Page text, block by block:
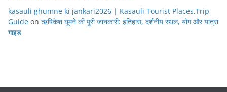
kasauli ghumne ki jankari2026 | Kasauli Tourist Places,Trip
Guide on ऋषिकेश घूमने की पूरी जानकारी: इतिहास, दर्शनीय स्थल, योग और यात्रा
गाइड